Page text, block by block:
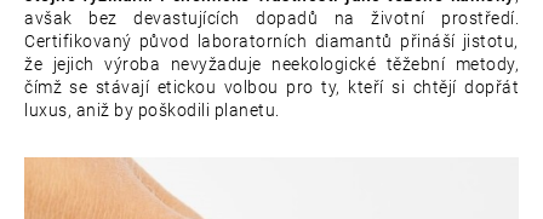
avšak bez devastujících dopadů na životní prostředí.
Certifikovaný původ laboratorních diamantů přináší jistotu,
že jejich výroba nevyžaduje neekologické těžební metody,
čímž se stávají etickou volbou pro ty, kteří si chtějí dopřát
luxus, aniž by poškodili planetu.